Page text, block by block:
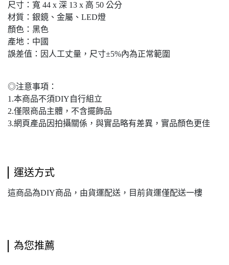
尺寸：寬 44 x 深 13 x 高 50 公分
材質：銀鏡、金屬、LED燈
顏色：黑色
產地：中國
誤差值：因人工丈量，尺寸±5%內為正常範圍
◎注意事項：
1.本商品不須DIY自行組立
2.僅限商品主體，不含擺飾品
3.網頁產品因拍攝關係，與實品略有差異，實品顏色更佳
運送方式
這商品為DIY商品，由貨運配送，目前貨運僅配送一樓
為您推薦